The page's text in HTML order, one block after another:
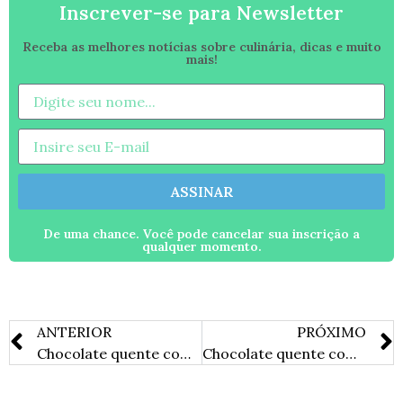
Inscrever-se para Newsletter
Receba as melhores notícias sobre culinária, dicas e muito
mais!
ASSINAR
De uma chance. Você pode cancelar sua inscrição a
qualquer momento.
ANTERIOR
Chocolate quente com chantilly
PRÓXIMO
Chocolate quente com leite de castanha (Vegano)